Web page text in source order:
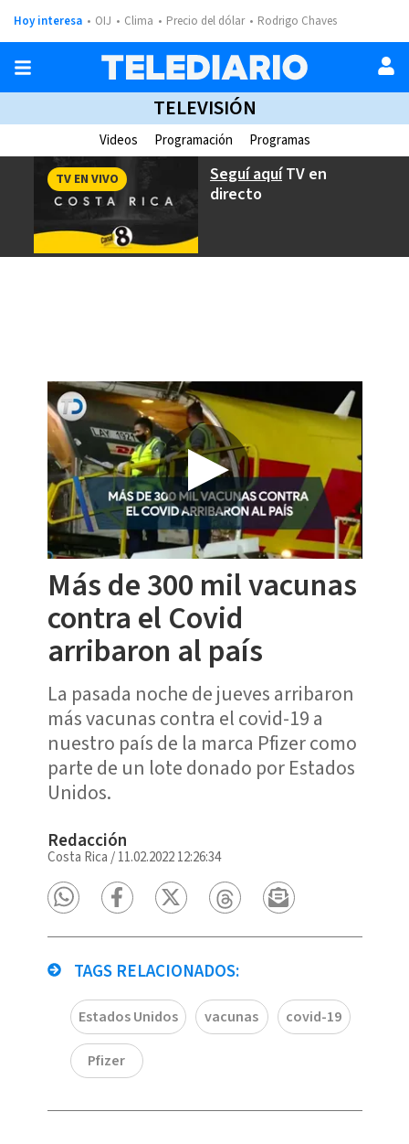
Hoy interesa OIJ Clima Precio del dólar Rodrigo Chaves
TELEVISIÓN
Videos Programación Programas
Seguí aquíTV en
directo
TV EN VIVO
Más de 300 mil vacunas
contra el Covid
arribaron al país
La pasada noche de jueves arribaron
más vacunas contra el covid-19 a
nuestro país de la marca Pfizer como
parte de un lote donado por Estados
Unidos.
Redacción
Costa Rica /11.02.2022 12:26:34
TAGS RELACIONADOS:
Estados Unidos vacunas covid-19
Pfizer